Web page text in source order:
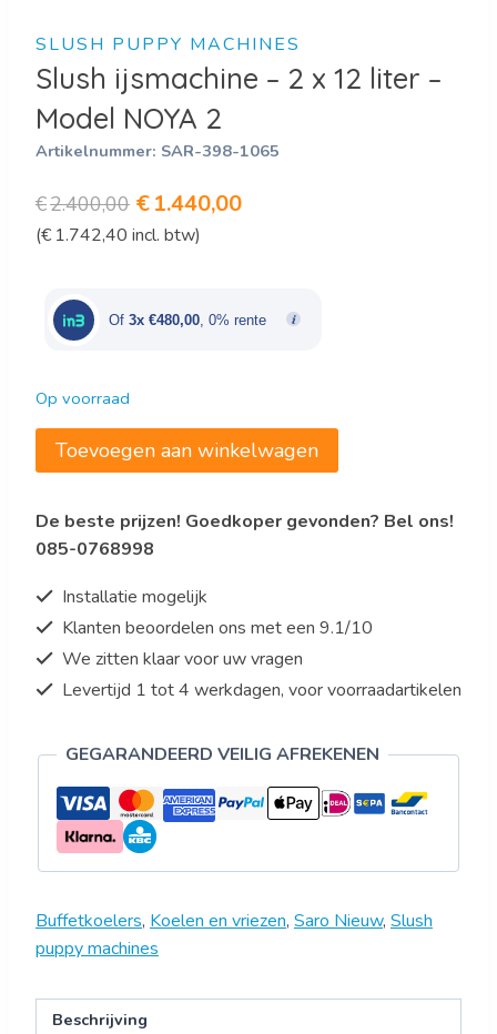
SLUSH PUPPY MACHINES
Slush ijsmachine – 2 x 12 liter –
Model NOYA 2
Artikelnummer: SAR-398-1065
€2.400,00 Oorspronkelijke
prijs
€2.400,00.
€1.440,00Huidige
€1.440,00.
(€ 1.742,40 incl. btw)
Of 3x €480,00, 0% rente
Op voorraad
Slush
ijsmachine
2
x
liter
-
Model
NOYA
aantal
Toevoegen aan winkelwagen
De beste prijzen! Goedkoper gevonden? Bel ons!
085-0768998
Installatie mogelijk
Klanten beoordelen ons met een 9.1/10
We zitten klaar voor uw vragen
Levertijd 1 tot 4 werkdagen, voor voorraadartikelen
GEGARANDEERD VEILIG AFREKENEN
Buffetkoelers, Koelen en vriezen, Saro Nieuw, Slush
puppy machines
Beschrijving